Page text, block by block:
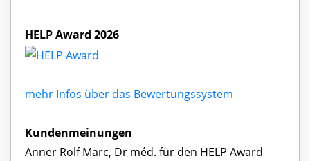
HELP Award 2026
mehr Infos über das Bewertungssystem
Kundenmeinungen
Anner Rolf Marc, Dr méd. für den HELP Award